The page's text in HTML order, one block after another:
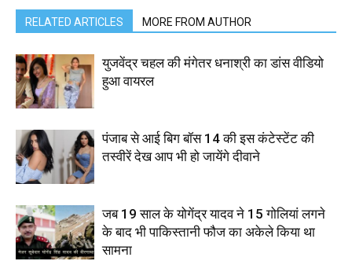
RELATED ARTICLES MORE FROM AUTHOR
युजवेंद्र चहल की मंगेतर धनाश्री का डांस वीडियो
हुआ वायरल
पंजाब से आई बिग बॉस 14 की इस कंटेस्टेंट की
तस्वीरें देख आप भी हो जायेंगे दीवाने
जब 19 साल के योगेंद्र यादव ने 15 गोलियां लगने
के बाद भी पाकिस्तानी फौज का अकेले किया था
सामना